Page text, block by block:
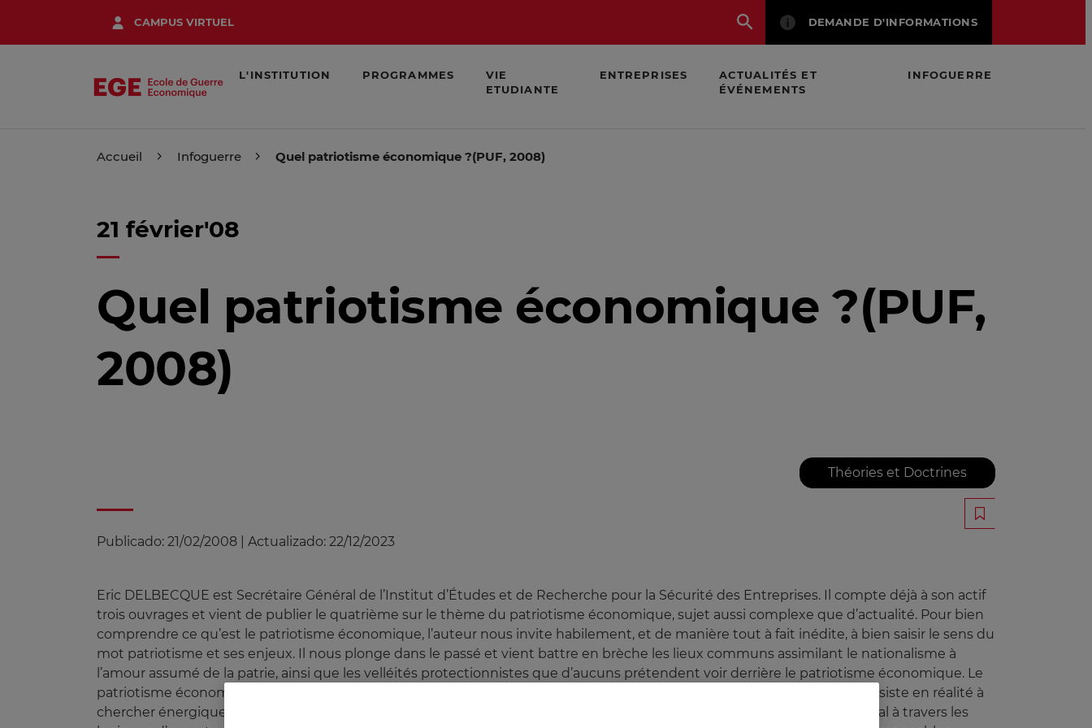
contenu
CAMPUS VIRTUEL DEMANDE D'INFORMATIONS
L'INSTITUTION PROGRAMMES
VIE
ETUDIANTE
ENTREPRISES
ACTUALITÉS ET
ÉVÉNEMENTS
INFOGUERRE
Accueil Infoguerre Quel patriotisme économique ?(PUF, 2008)
21 février'08
Quel patriotisme économique ?(PUF,
2008)
Théories et Doctrines
Publicado: 21/02/2008 Actualizado: 22/12/2023
Eric DELBECQUE est Secrétaire Général de l’Institut d’Études et de Recherche pour la Sécurité des Entreprises. Il compte déjà à son actif
trois ouvrages et vient de publier le quatrième sur le thème du patriotisme économique, sujet aussi complexe que d’actualité. Pour bien
comprendre ce qu’est le patriotisme économique, l’auteur nous invite habilement, et de manière tout à fait inédite, à bien saisir le sens du
mot patriotisme et ses enjeux. Il nous plonge dans le passé et vient battre en brèche les lieux communs assimilant le nationalisme à
l’amour assumé de la patrie, ainsi que les velléités protectionnistes que d’aucuns prétendent voir derrière le patriotisme économique. Le
patriotisme économique ne sert pas à dissimuler un rejet de la mondialisation nous dit l’auteur de cet ouvrage, mais consiste en réalité à
chercher énergiquement comment tirer profit au maximum des possibilités du développement industriel et commercial à travers les